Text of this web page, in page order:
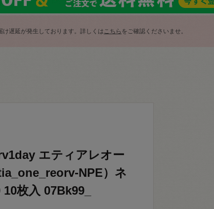
遅延が発生しております。詳しくはこちら をご確認くださいませ。
エティアレオー
NPE）ネ
枚入 07Bk99_